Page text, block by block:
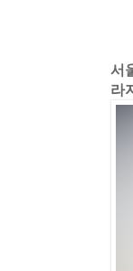
서
라